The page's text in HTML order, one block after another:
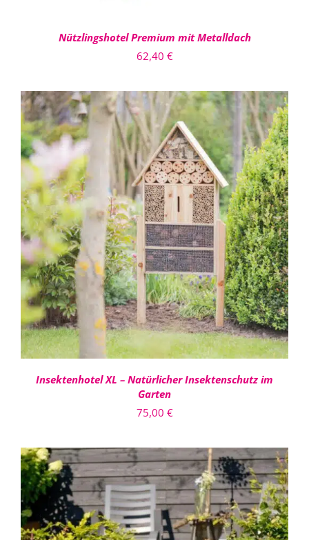
Nützlingshotel Premium mit Metalldach
62,40 €
IN DEN WARENKORB
/
DETAILS
Insektenhotel XL – Natürlicher Insektenschutz im
Garten
75,00 €